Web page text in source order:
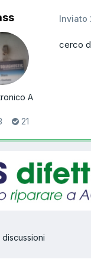
A
21
Inviato
cerco
discussioni